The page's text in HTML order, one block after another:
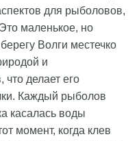
для рыболовов,
маленькое, но
Волги местечко
и
делает его
Каждый рыболов
касалась воды
момент, когда клев